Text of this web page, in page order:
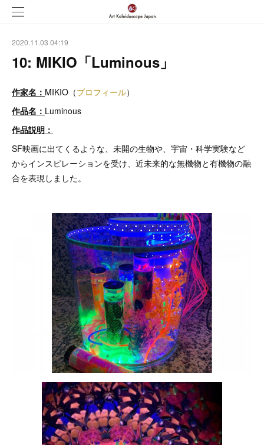
2020.11.03 04:19
10: MIKIO「Luminous」
作家名： MIKIO（プロフィール）
作品名： Luminous
作品説明：
SF映画に出てくるような、未開の生物や、宇宙・科学実験など
からインスピレーションを受け、近未来的な無機物と有機物の融
合を表現しました。